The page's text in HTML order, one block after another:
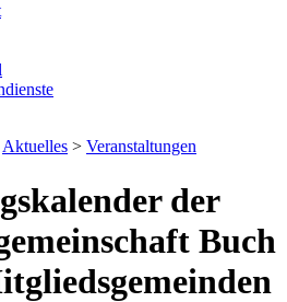
Aktuelles > Veranstaltungen
der
Buch